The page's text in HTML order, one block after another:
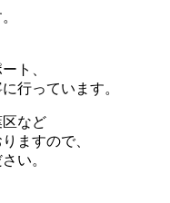
ト、
行っています。
など
ますので、
い。